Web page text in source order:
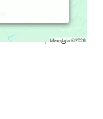
Fußpflege